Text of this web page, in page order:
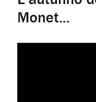
Monet...